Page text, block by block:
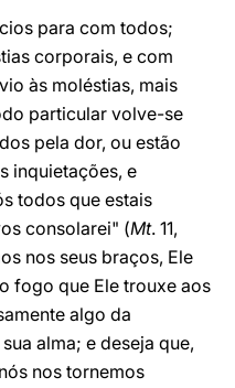
para com todos;
corporais, e com
às moléstias, mais
particular volve-se
pela dor, ou estão
inquietações, e
todos que estais
consolarei" (Mt. 11,
nos seus braços, Ele
fogo que Ele trouxe aos
algo da
alma; e deseja que,
nos tornemos